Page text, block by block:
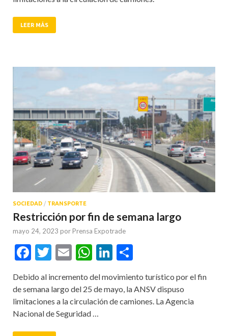
LEER MÁS
SOCIEDAD / TRANSPORTE
Restricción por fin de semana largo
mayo 24, 2023 por Prensa Expotrade
Facebook
Twitter
EmailWhatsApp
LinkedIn
Debido al incremento del movimiento turístico por el fin
de semana largo del 25 de mayo, la ANSV dispuso
limitaciones a la circulación de camiones. La Agencia
Nacional de Seguridad …